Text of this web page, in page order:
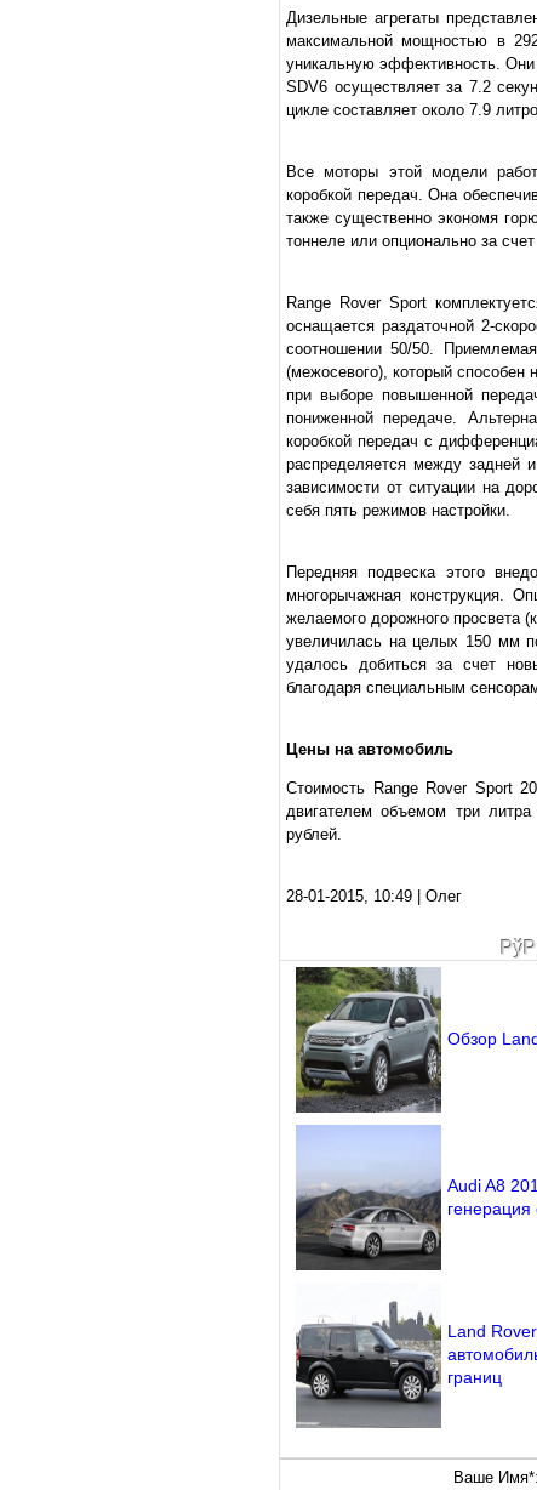
Дизельные агрегаты
максимальной мощностью в
уникальную эффективность.
SDV6 осуществляет за 7.2
цикле составляет около 7.9
Все моторы этой модели
коробкой передач. Она
также существенно экономя
тоннеле или опционально за
Range Rover Sport
оснащается раздаточной 2-
соотношении 50/50.
(межосевого), который способен
при выборе повышенной
пониженной передаче.
коробкой передач с
распределяется между задней
зависимости от ситуации на
себя пять режимов настройки.
Передняя подвеска этого
многорычажная конструкция.
желаемого дорожного просвета
увеличилась на целых 150 мм
удалось добиться за счет
благодаря специальным
Цены на автомобиль
Стоимость Range Rover Sport
двигателем объемом три
рублей.
28-01-2015, 10:49 | Олег
Обзор
Audi A8
генерация
Land
границ
Ваше Имя*: